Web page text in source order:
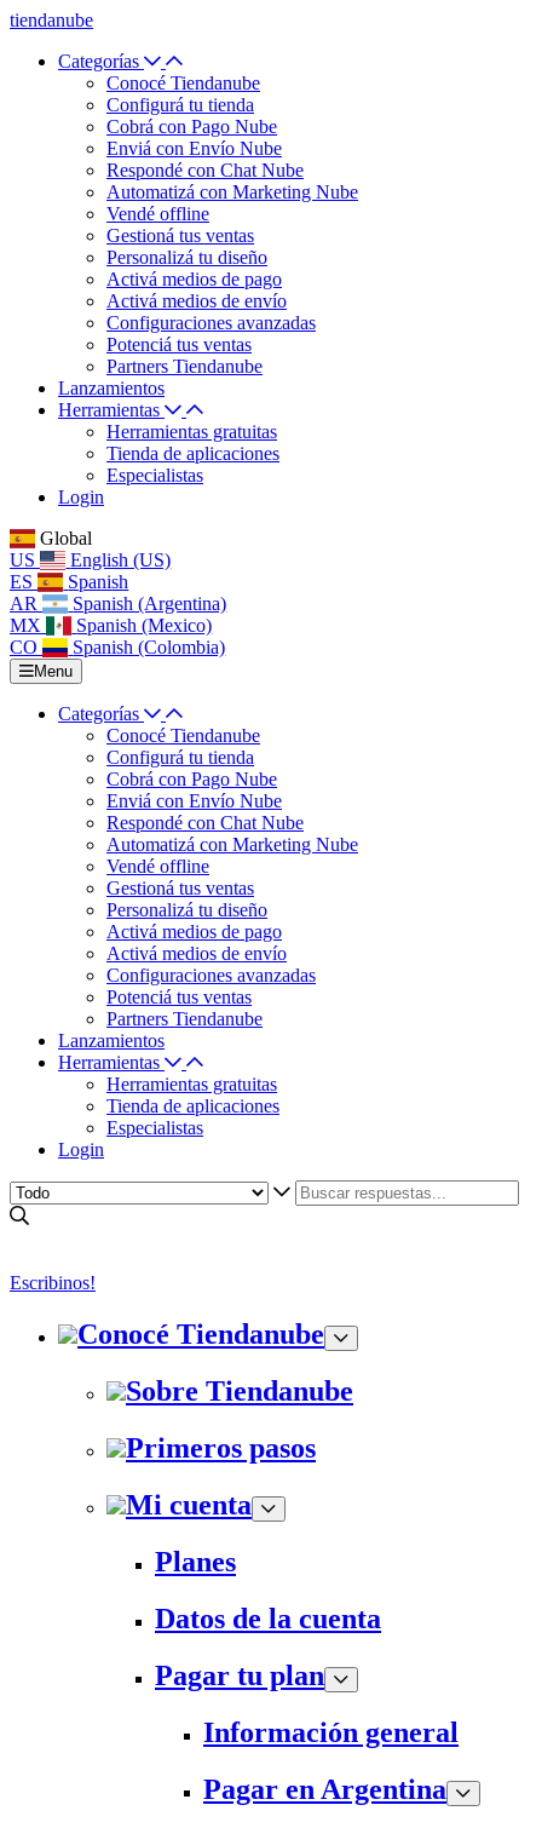
tiendanube
Categorías
Conocé Tiendanube
Configurá tu tienda
Cobrá con Pago Nube
Enviá con Envío Nube
Respondé con Chat Nube
Automatizá con Marketing Nube
Vendé offline
Gestioná tus ventas
Personalizá tu diseño
Activá medios de pago
Activá medios de envío
Configuraciones avanzadas
Potenciá tus ventas
Partners Tiendanube
Lanzamientos
Herramientas
Herramientas gratuitas
Tienda de aplicaciones
Especialistas
Login
Global
US
English (US)
ES
Spanish
AR
Spanish (Argentina)
MX
Spanish (Mexico)
CO
Spanish (Colombia)
Menu
Categorías
Conocé Tiendanube
Configurá tu tienda
Cobrá con Pago Nube
Enviá con Envío Nube
Respondé con Chat Nube
Automatizá con Marketing Nube
Vendé offline
Gestioná tus ventas
Personalizá tu diseño
Activá medios de pago
Activá medios de envío
Configuraciones avanzadas
Potenciá tus ventas
Partners Tiendanube
Lanzamientos
Herramientas
Herramientas gratuitas
Tienda de aplicaciones
Especialistas
Login
Escribinos!
Conocé Tiendanube
Sobre Tiendanube
Primeros pasos
Mi cuenta
Planes
Datos de la cuenta
Pagar tu plan
Información general
Pagar en Argentina